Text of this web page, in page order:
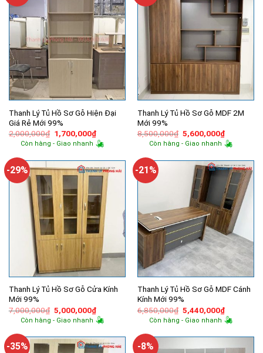
Thanh Lý Tủ Hồ Sơ Gỗ Hiện Đại
Giá Rẻ Mới 99%
2,000,000₫ Giá
gốc
là:
1,700,000₫Giá
hiện
tại
1,700,000₫.
Còn hàng - Giao nhanh
Thanh Lý Tủ Hồ Sơ Gỗ MDF 2M
Mới 99%
8,500,000₫ Giá
gốc
là:
5,600,000₫Giá
hiện
tại
Còn hàng - Giao nhanh
-29%
Thanh Lý Tủ Hồ Sơ Gỗ Cửa Kính
Mới 99%
7,000,000₫ Giá
gốc
là:
5,000,000₫Giá
hiện
tại
5,000,000₫.
Còn hàng - Giao nhanh
-21%
Thanh Lý Tủ Hồ Sơ Gỗ MDF Cánh
Kính Mới 99%
6,850,000₫ Giá
gốc
là:
5,440,000₫Giá
hiện
tại
Còn hàng - Giao nhanh
-35% -8%